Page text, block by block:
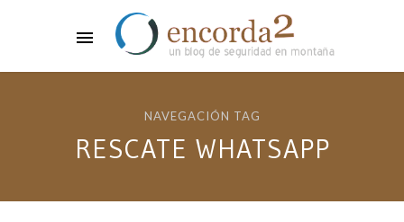
NAVEGACIÓN TAG
RESCATE WHATSAPP